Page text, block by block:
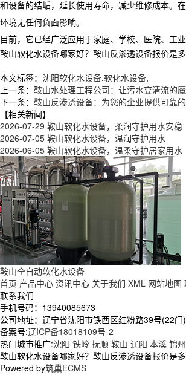
和设备的结垢，延长使用寿命，减少维修成本。
环境无任何负面影响。
目前，它已经广泛应用于家庭、学校、医院、工
鞍山软化水设备哪家好？鞍山反渗透设备报价是
本文标签： 沈阳软化水设备,软化水设备,
上一条： 鞍山水处理工程公司：让污水变清流的魔
下一条： 鞍山反渗透设备：为您的企业提供可靠
【相关新闻】
2026-07-29 鞍山软化水设备，柔润守护用水安稳
2026-07-05 鞍山软化水设备，温润守护用水
2026-06-05 鞍山软化水设备，温柔守护居家用水
鞍山全自动软化水设备
首页 产品中心 资讯中心 关于我们 XML 网站地图
联系我们
手机号码：13940085673
公司地址：辽宁省沈阳市铁西区红粉路39号(22门)
备案号:辽ICP备18018109号-2
热门城市推广:沈阳 铁岭 抚顺 鞍山 辽阳 本溪 锦州
鞍山软化水设备哪家好？鞍山反渗透设备报价是
Powered by筑巢ECMS